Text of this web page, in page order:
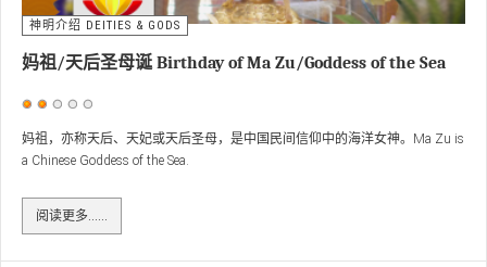
神明介绍 DEITIES & GODS
妈祖/天后圣母诞 Birthday of Ma Zu/Goddess of the Sea
用
户
评
妈祖，亦称天后、天妃或天后圣母，是中国民间信仰中的海洋女神。Ma Zu is
a Chinese Goddess of the Sea.
阅读更多……